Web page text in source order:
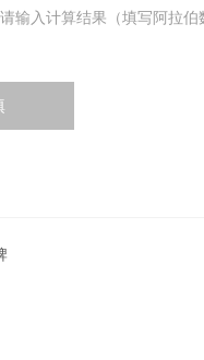
请输入计算结果（填写阿拉